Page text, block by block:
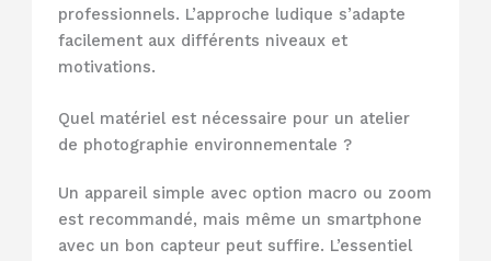
professionnels. L’approche ludique s’adapte
facilement aux différents niveaux et
motivations.
Quel matériel est nécessaire pour un atelier
de photographie environnementale ?
Un appareil simple avec option macro ou zoom
est recommandé, mais même un smartphone
avec un bon capteur peut suffire. L’essentiel